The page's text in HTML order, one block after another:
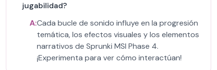
jugabilidad?
A:Cada bucle de sonido influye en la progresión
temática, los efectos visuales y los elementos
narrativos de Sprunki MSI Phase 4.
¡Experimenta para ver cómo interactúan!